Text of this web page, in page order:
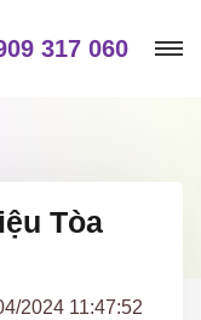
317 060
Tòa
2024 11:47:52